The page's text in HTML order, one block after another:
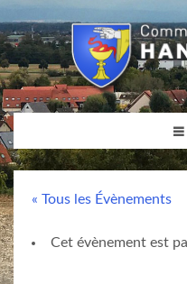
« Tous les Évènements
Cet évènement est